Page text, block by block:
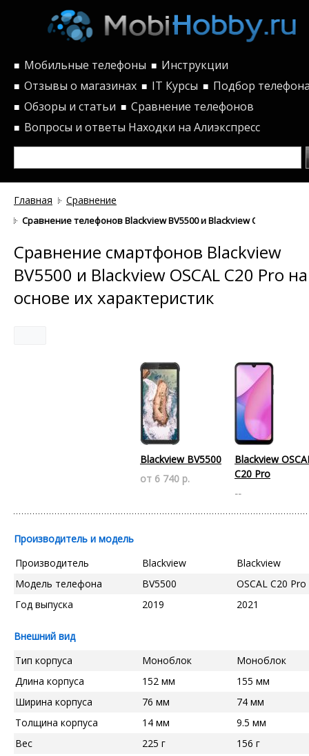
■ Мобильные телефоны ■ Инструкции
■ Отзывы о магазинах ■ IT Курсы ■ Подбор
■ Обзоры и статьи ■ Сравнение телефонов
■ Вопросы и ответы Находки на Алиэкспресс
Главная Сравнение
Сравнение телефонов Blackview BV5500 и Blackview OSCAL C20
Сравнение смартфонов Blackview
BV5500 и Blackview OSCAL C20 Pro на
основе их характеристик
Blackview BV5500
от 6 740 р.
Blackview
C20 Pro
--
Производитель и модель
Производитель
Blackview
Blackview
Модель телефона
BV5500
OSCAL C20 Pro
Год выпуска
2019 2021
Внешний вид
Тип корпуса
Моноблок
Моноблок
Длина корпуса
152 мм
155 мм
Ширина корпуса
76 мм
74 мм
Толщина корпуса
14 мм
9.5 мм
Вес
225 г
156 г